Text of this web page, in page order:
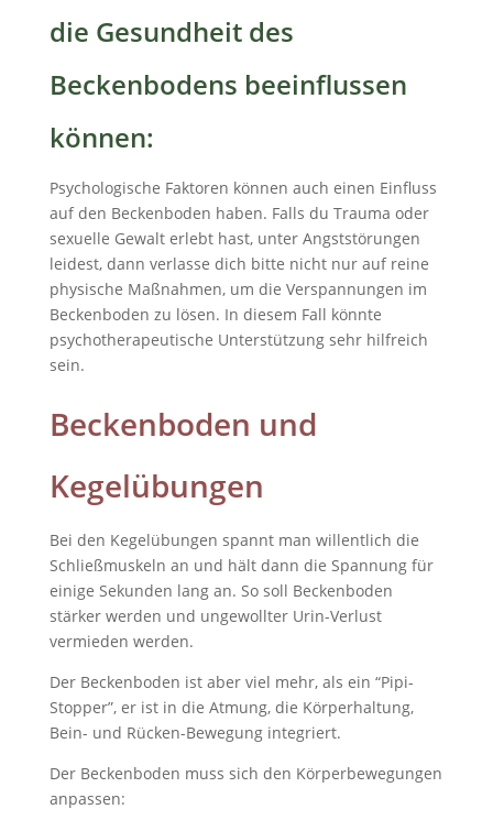
die Gesundheit des
Beckenbodens beeinflussen
können:
Psychologische Faktoren können auch einen Einfluss
auf den Beckenboden haben. Falls du Trauma oder
sexuelle Gewalt erlebt hast, unter Angststörungen
leidest, dann verlasse dich bitte nicht nur auf reine
physische Maßnahmen, um die Verspannungen im
Beckenboden zu lösen. In diesem Fall könnte
psychotherapeutische Unterstützung sehr hilfreich
sein.
Beckenboden und
Kegelübungen
Bei den Kegelübungen spannt man willentlich die
Schließmuskeln an und hält dann die Spannung für
einige Sekunden lang an. So soll Beckenboden
stärker werden und ungewollter Urin-Verlust
vermieden werden.
Der Beckenboden ist aber viel mehr, als ein “Pipi-
Stopper”, er ist in die Atmung, die Körperhaltung,
Bein- und Rücken-Bewegung integriert.
Der Beckenboden muss sich den Körperbewegungen
anpassen: